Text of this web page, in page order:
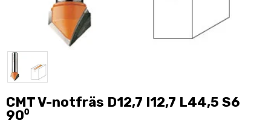
CMT V-notfräs D12,7 I12,7 L44,5 S6
90⁰